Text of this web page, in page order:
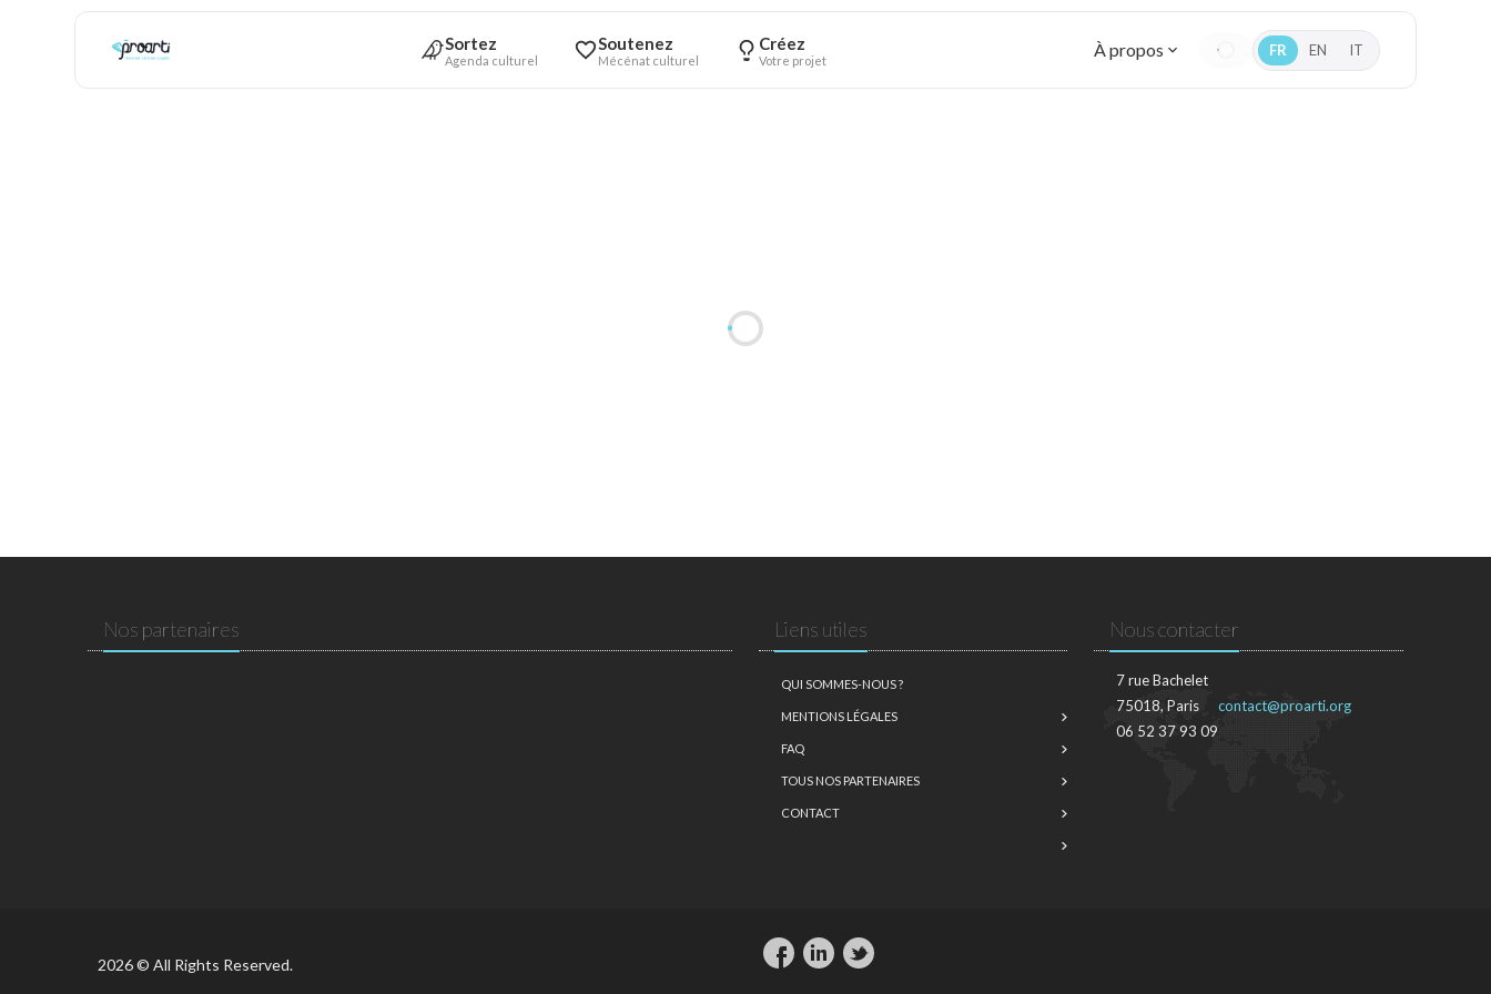
Sortez
Agenda culturel
Soutenez
Mécénat culturel
Créez
Votre projet À propos FR EN IT
Nos partenaires Liens utiles
QUI SOMMES-NOUS ?
MENTIONS LÉGALES
FAQ
TOUS NOS PARTENAIRES
CONTACT
Nous contacter
7 rue Bachelet
75018, Paris
06 52 37 93 09
contact@proarti.org
2026 © All Rights Reserved.